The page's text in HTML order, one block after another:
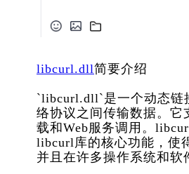
libcurl.dll简要介绍
`libcurl.dll`是一个动态链
络协议之间传输数据。它
载和Web服务调用。
libcurl库的核心功能，使
并且在许多操作系统和软